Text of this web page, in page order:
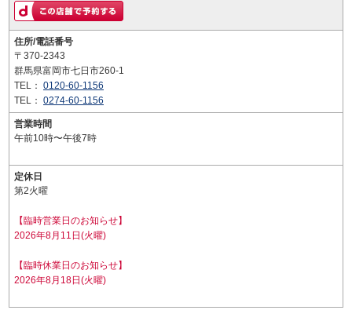
住所/電話番号
〒370-2343
群馬県富岡市七日市260-1
TEL： 0120-60-1156
TEL： 0274-60-1156
営業時間
午前10時〜午後7時
定休日
第2火曜
【臨時営業日のお知らせ】
2026年8月11日(火曜)
【臨時休業日のお知らせ】
2026年8月18日(火曜)